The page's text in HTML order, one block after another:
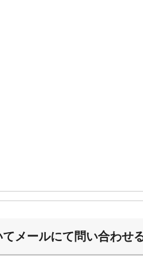
メールにて問い合わせ